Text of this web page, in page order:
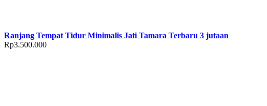
Ranjang Tempat Tidur Minimalis Jati Tamara Terbaru 3 jutaan
Rp3.500.000